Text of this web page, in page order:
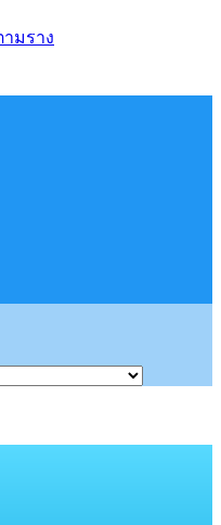
มราง